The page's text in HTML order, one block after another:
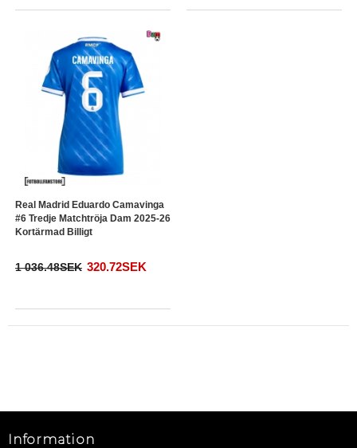
Real Madrid Eduardo Camavinga
#6 Tredje Matchtröja Dam 2025-26
Kortärmad Billigt
1 036.48SEK 320.72SEK
Information